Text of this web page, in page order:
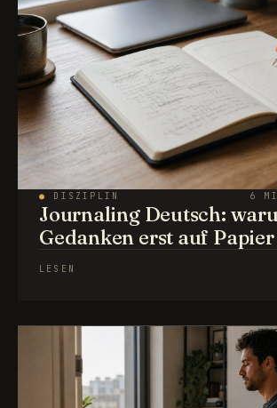
● DISZIPLIN 6
Journaling Deutsch:
Gedanken erst auf Papier
LESEN